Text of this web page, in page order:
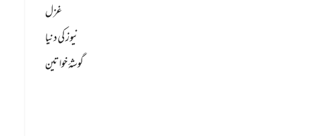
غزل
نیوز کی دنیا
گوشۂ خواتین